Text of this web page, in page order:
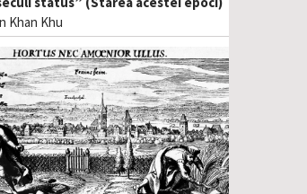
Khan Khu